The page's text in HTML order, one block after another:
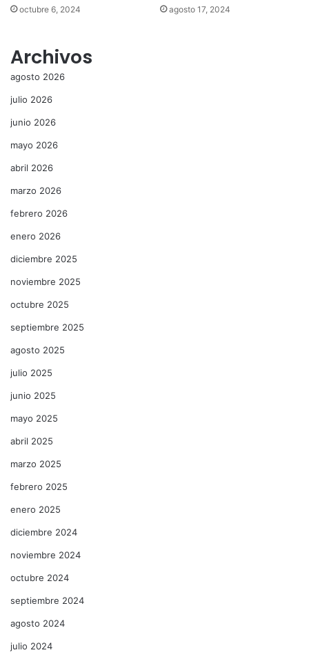
octubre 6, 2024 agosto 17, 2024
Archivos
agosto 2026
julio 2026
junio 2026
mayo 2026
abril 2026
marzo 2026
febrero 2026
enero 2026
diciembre 2025
noviembre 2025
octubre 2025
septiembre 2025
agosto 2025
julio 2025
junio 2025
mayo 2025
abril 2025
marzo 2025
febrero 2025
enero 2025
diciembre 2024
noviembre 2024
octubre 2024
septiembre 2024
agosto 2024
julio 2024